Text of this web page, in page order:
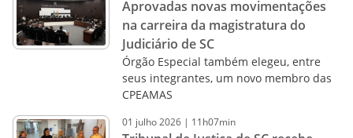
Aprovadas novas movimentações
na carreira da magistratura do
Judiciário de SC
Órgão Especial também elegeu, entre
seus integrantes, um novo membro das
CPEAMAS
01 julho2026 | 11h07min